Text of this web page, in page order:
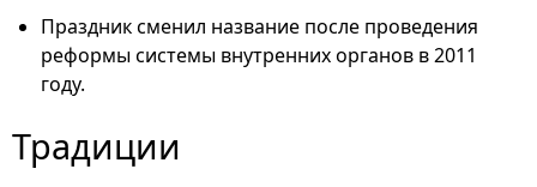
Праздник сменил название после проведения
реформы системы внутренних органов в 2011
году.
Традиции